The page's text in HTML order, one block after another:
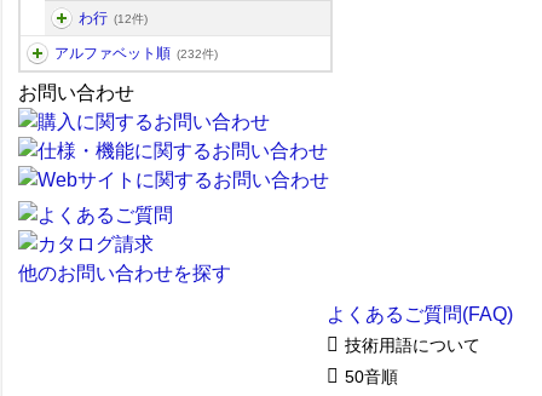
わ行 (12件)
アルファベット順 (232件)
お問い合わせ
他のお問い合わせを探す
よくあるご質問(FAQ)
技術用語について
50音順